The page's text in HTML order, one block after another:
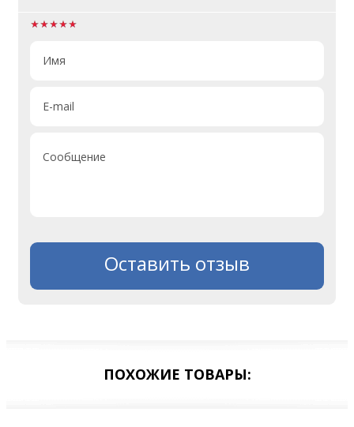
Имя
E-mail
Сообщение
Оставить отзыв
ПОХОЖИЕ ТОВАРЫ: